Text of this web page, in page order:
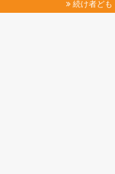
続け者ども